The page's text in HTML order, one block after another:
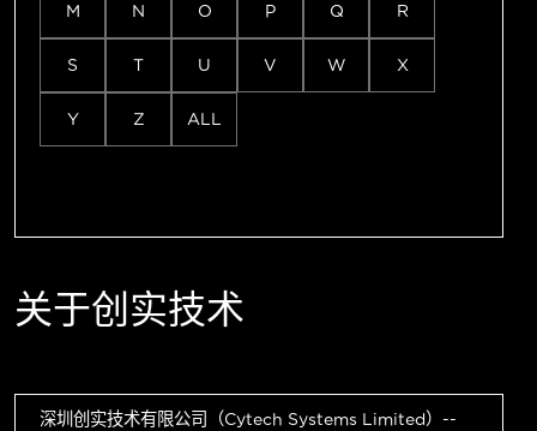
M N O P Q R
S T U V W X
Y Z ALL
关于创实技术
深圳创实技术有限公司（Cytech Systems Limited）--